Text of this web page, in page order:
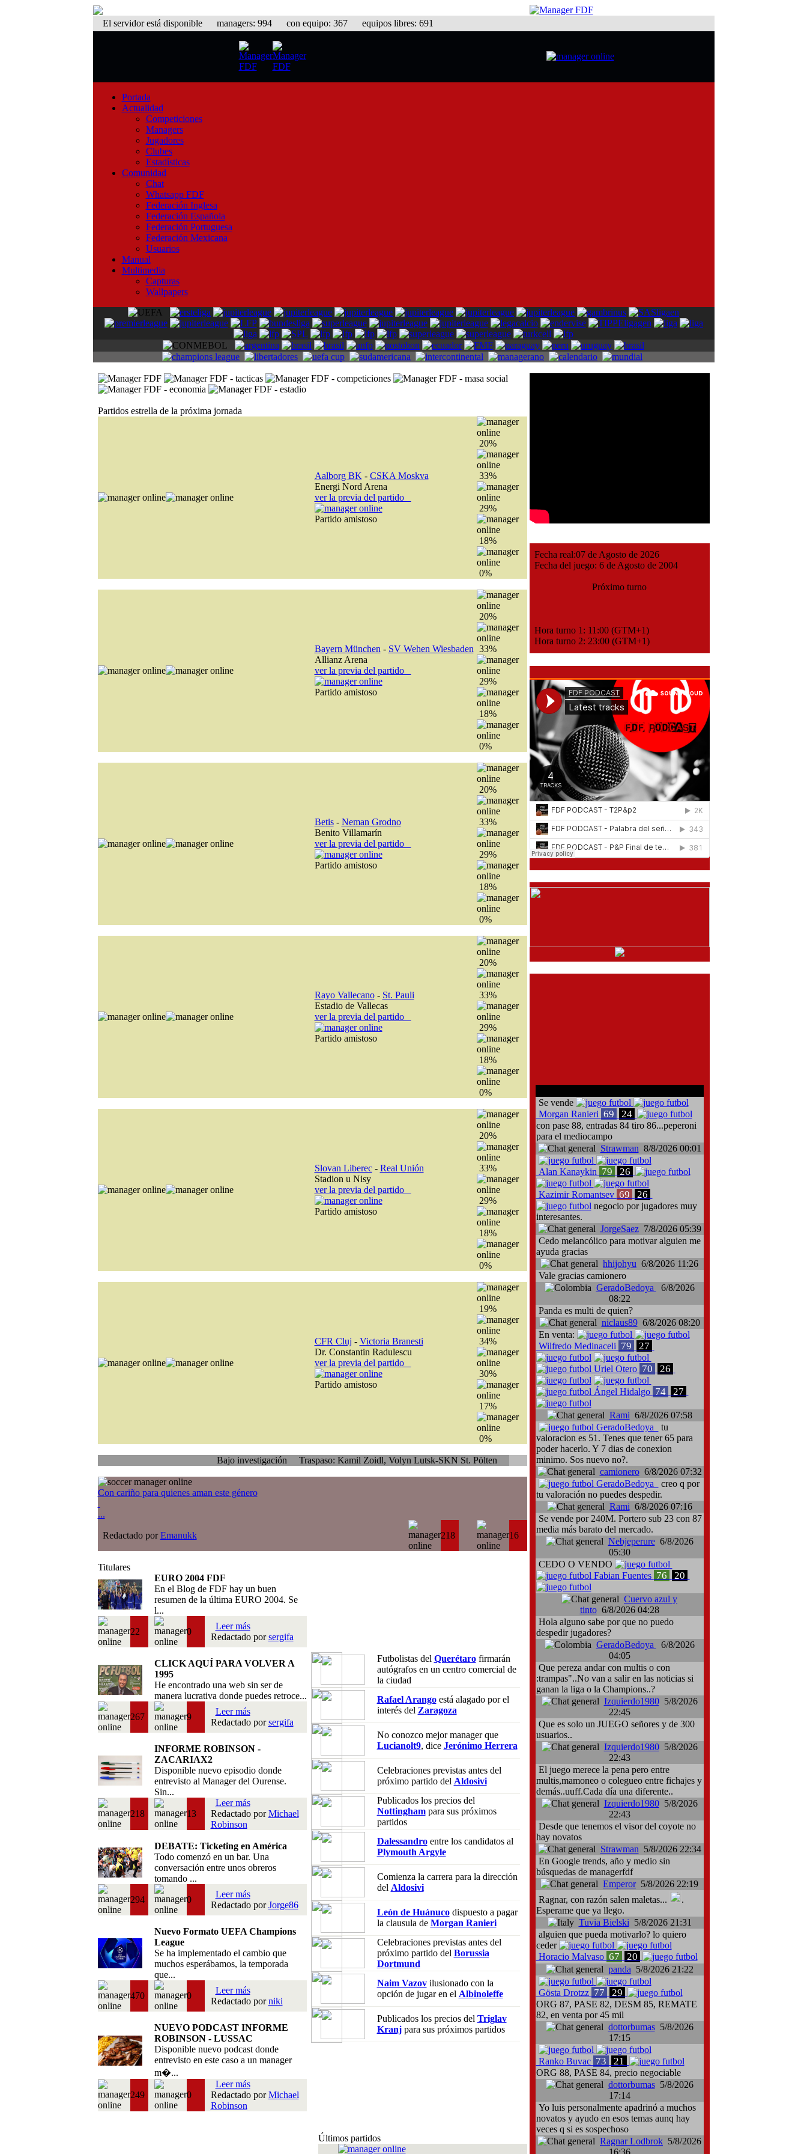
El servidor está disponiblemanagers: 994 con equipo: 367 equipos libres: 691
Portada
Actualidad
Competiciones
Managers
Jugadores
Clubes
Estadísticas
Comunidad
Chat
Whatsapp FDF
Federación Inglesa
Federación Española
Federación Portuguesa
Federación Mexicana
Usuarios
Manual
Multimedia
Capturas
Wallpapers
Partidos estrella de la próxima jornada
Aalborg BK - CSKA Moskva
Energi Nord Arena
ver la previa del partido
Partido amistoso
20%
33%
29%
18%
0%
Bayern München - SV Wehen Wiesbaden
Allianz Arena
ver la previa del partido
Partido amistoso
20%
33%
29%
18%
0%
Betis- Neman Grodno
Benito Villamarín
ver la previa del partido
Partido amistoso
20%
33%
29%
18%
0%
Rayo Vallecano- St. Pauli
Estadio de Vallecas
ver la previa del partido
Partido amistoso
20%
33%
29%
18%
0%
Slovan Liberec- Real Unión
Stadion u Nisy
ver la previa del partido
Partido amistoso
20%
33%
29%
18%
0%
CFR Cluj - Victoria Branesti
Dr. Constantin Radulescu
ver la previa del partido
Partido amistoso
19%
34%
30%
17%
0%
Bajo investigación Traspaso: Kamil Zoidl, Volyn Lutsk-SKN St. Pölten Traspaso: Giampieri Cusinato, Cádiz-Cagliari
Con cariño para quienes aman este género
...
Redactado porEmanukk 218 16
Titulares
EURO 2004 FDF
En el Blog de FDF hay un buen
resumen de la última EURO 2004. Se
l...
22 0
Leer más
Redactado porsergifa
CLICK AQUÍ PARA VOLVER A
1995
He encontrado una web sin ser de
manera lucrativa donde puedes retroce...
267 9
Leer más
Redactado porsergifa
INFORME ROBINSON -
ZACARIAX2
Disponible nuevo episodio donde
entrevisto al Manager del Ourense.
Sin...
218 13
Leer más
Redactado porMichael
Robinson
DEBATE: Ticketing en América
Todo comenzó en un bar. Una
conversación entre unos obreros
tomando ...
294 0
Leer más
Redactado porJorge86
Nuevo Formato UEFA Champions
League
Se ha implementado el cambio que
muchos esperábamos, la temporada
que...
470 0
Leer más
Redactado porniki
NUEVO PODCAST INFORME
ROBINSON - LUSSAC
Disponible nuevo podcast donde
entrevisto en este caso a un manager
m�...
249 0
Leer más
Redactado porMichael
Robinson
Futbolistas del Querétarofirmarán
autógrafos en un centro comercial de
la ciudad
Rafael Arangoestá alagado por el
interés del Zaragoza
No conozco mejor manager que
Lucianolt9, dice Jerónimo Herrera
Celebraciones previstas antes del
próximo partido del Aldosivi
Publicados los precios del
Nottinghampara sus próximos
partidos
Dalessandroentre los candidatos al
Plymouth Argyle
Comienza la carrera para la dirección
del Aldosivi
León de Huánucodispuesto a pagar
la clausula de Morgan Ranieri
Celebraciones previstas antes del
próximo partido del Borussia
Dortmund
Naim Vazovilusionado con la
opción de jugar en el Albinoleffe
Publicados los precios del Triglav
Kranjpara sus próximos partidos
Últimos partidos
Fecha real:07 de Agosto de 2026
Fecha del juego: 6 de Agosto de 2004
Próximo turno
Hora turno 1: 11:00 (GTM+1)
Hora turno 2: 23:00 (GTM+1)
Se vende
Morgan Ranieri 69 24
con pase 88, entradas 84 tiro 86...peperoni
para el mediocampo
Strawman 8/8/2026 00:01
Alan Kanaykin 79 26
Kazimir Romantsev 69 26
negocio por jugadores muy
interesantes.
JorgeSaez7/8/2026 05:39
Cedo melancólico para motivar alguien me
ayuda gracias
hhijohyu 6/8/2026 11:26
Vale gracias camionero
GeradoBedoya
6/8/2026
08:22
Panda es multi de quien?
niclaus896/8/2026 08:20
En venta:
Wilfredo Medinaceli 79 27
Uriel Otero 70 26
Ángel Hidalgo 74 27
Rami 6/8/2026 07:58
GeradoBedoya
tu
valoracion es 51. Tenes que tener 65 para
poder hacerlo. Y 7 dias de conexion
minimo. Sos nuevo no?.
camionero6/8/2026 07:32
GeradoBedoya
creo q por
tu valoración no puedes despedir.
Rami 6/8/2026 07:16
Se vende por 240M. Portero sub 23 con 87
media más barato del mercado.
Nebjeperure6/8/2026
05:30
CEDO O VENDO
Fabian Fuentes 76 20
Cuervo azul y
tinto6/8/2026 04:28
Hola alguno sabe por que no puedo
despedir jugadores?
GeradoBedoya
6/8/2026
04:05
Que pereza andar con multis o con
:trampas"..No van a salir en las noticias si
ganan la liga o la Champions..?
Izquierdo19805/8/2026
22:45
Que es solo un JUEGO señores y de 300
usuarios..
Izquierdo19805/8/2026
22:43
El juego merece la pena pero entre
multis,mamoneo o colegueo entre fichajes y
demás..uuff.Cada día una diferente..
Izquierdo19805/8/2026
22:43
Desde que tenemos el visor del coyote no
hay novatos
Strawman 5/8/2026 22:34
En Google trends, año y medio sin
búsquedas de managerfdf
Emperor5/8/2026 22:19
Ragnar, con razón salen maletas...
.
Esperame que ya llego.
Tuvia Bielski 5/8/2026 21:31
alguien que pueda motivarlo? lo quiero
ceder
Horacio Malvaso 67 20
panda 5/8/2026 21:22
Gösta Drotzz 77 29
ORG 87, PASE 82, DESM 85, REMATE
82, en venta por 45 mil
dottorbumas5/8/2026
17:15
Ranko Buvac 73 21
ORG 88, PASE 84, precio negociable
dottorbumas5/8/2026
17:14
Yo luis personalmente apadrinó a muchos
novatos y ayudo en esos temas aunq hay
veces q si es sospechoso
Ragnar Lodbrok 5/8/2026
16:36